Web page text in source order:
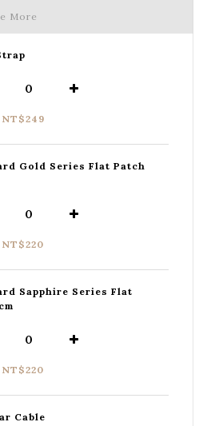
More
NT$249
Gold Series Flat Patch
NT$220
Sapphire Series Flat
NT$220
Cable